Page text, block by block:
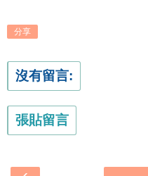
分享
沒有留言:
張貼留言